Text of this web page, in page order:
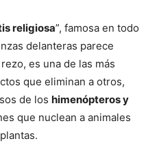
religiosa”, famosa en todo
delanteras parece
es una de las más
que eliminan a otros,
de los himenópteros y
que nuclean a animales